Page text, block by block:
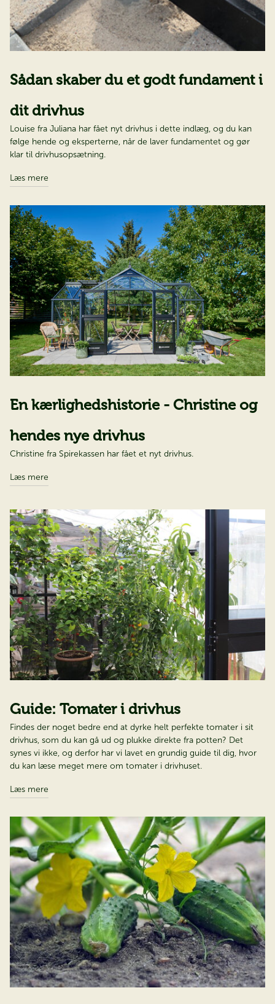
Sådan skaber du et godt fundament i
dit drivhus
Louise fra Juliana har fået nyt drivhus i dette indlæg, og du kan
følge hende og eksperterne, når de laver fundamentet og gør
klar til drivhusopsætning.
Læs mere
En kærlighedshistorie - Christine og
hendes nye drivhus​​​​​​​
Christine fra Spirekassen har fået et nyt drivhus.
Læs mere
Guide: Tomater i drivhus
Findes der noget bedre end at dyrke helt perfekte tomater i sit
drivhus, som du kan gå ud og plukke direkte fra potten? Det
synes vi ikke, og derfor har vi lavet en grundig guide til dig, hvor
du kan læse meget mere om tomater i drivhuset.
Læs mere